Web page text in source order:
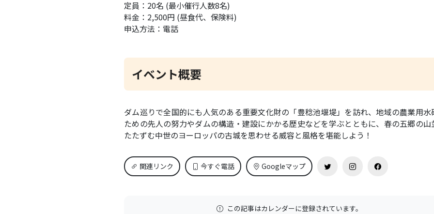
定員：20名 (最小催行人数8名)
料金：2,500円 (昼食代、保険料)
申込方法：電話
イベント概要
ダム巡りで全国的にも人気のある重要文化財の「豊稔池堰堤」を訪れ、地域の農業用水
ための先人の努力やダムの構造・建設にかかる歴史などを学ぶとともに、春の五郷の山
たたずむ中世のヨーロッパの古城を思わせる威容と風格を堪能しよう！
関連リンク 今すぐ電話 Googleマップ
この記事はカレンダーに登録されています。